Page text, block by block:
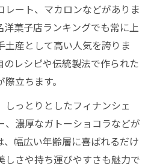
レート、マカロンなどがありま
洋菓子店ランキングでも常に上
産として高い人気を誇りま
のレシピや伝統製法で作られた
立ちます。
っとりとしたフィナンシェ
、濃厚なガトーショコラなどが
、幅広い年齢層に喜ばれるだけ
しさや持ち運びやすさも魅力で